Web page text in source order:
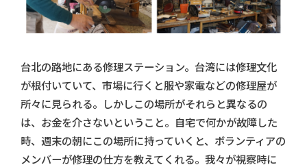
台北の路地にある修理ステーション。台湾には修理文化
が根付いていて、市場に行くと服や家電などの修理屋が
所々に見られる。しかしこの場所がそれらと異なるの
は、お金を介さないということ。自宅で何かが故障した
時、週末の朝にこの場所に持っていくと、ボランティアの
メンバーが修理の仕方を教えてくれる。我々が視察時に